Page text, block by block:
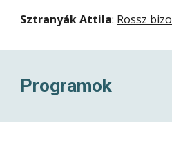
Sztranyák Attila: Rossz
Programok